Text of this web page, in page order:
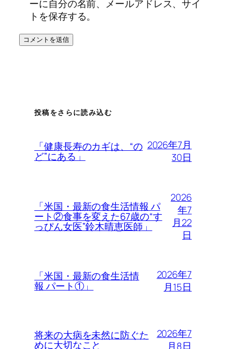
ーに自分の名前、メールアドレス、サイ
トを保存する。
投稿をさらに読み込む
「健康長寿のカギは、“の
ど”にある」
2026年7月
30日
「米国・最新の食生活情報 パ
ート②食事を変えた67歳の“す
っぴん女医”鈴木晴恵医師」
2026
年7
月22
日
「米国・最新の食生活情
報 パート①」
2026年7
月15日
将来の大病を未然に防ぐた
めに大切なこと
2026年7
月8日